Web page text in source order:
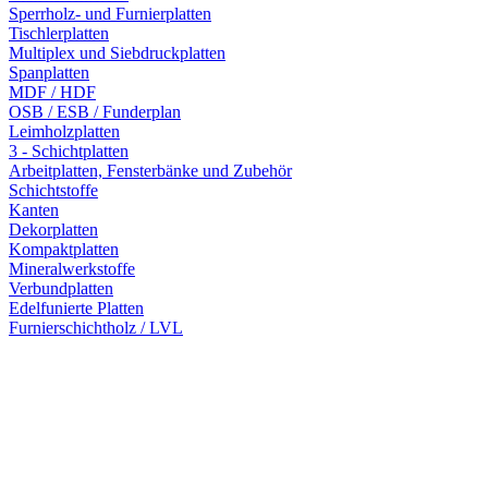
Sperrholz- und Furnierplatten
Tischlerplatten
Multiplex und Siebdruckplatten
Spanplatten
MDF / HDF
OSB / ESB / Funderplan
Leimholzplatten
3 - Schichtplatten
Arbeitplatten, Fensterbänke und Zubehör
Schichtstoffe
Kanten
Dekorplatten
Kompaktplatten
Mineralwerkstoffe
Verbundplatten
Edelfunierte Platten
Furnierschichtholz / LVL